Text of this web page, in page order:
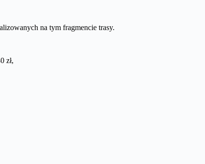
na tym fragmencie trasy.
zł,